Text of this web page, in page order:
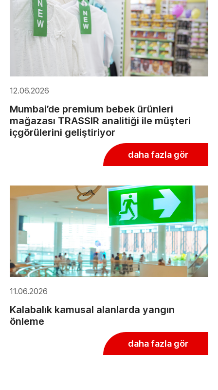
12.06.2026
Mumbai’de premium bebek ürünleri
mağazası TRASSIR analitiği ile müşteri
içgörülerini geliştiriyor
daha fazla gör
11.06.2026
Kalabalık kamusal alanlarda yangın
önleme
daha fazla gör